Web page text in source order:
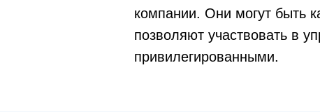
компании. Они могут быть
позволяют участвовать в
привилегированными.